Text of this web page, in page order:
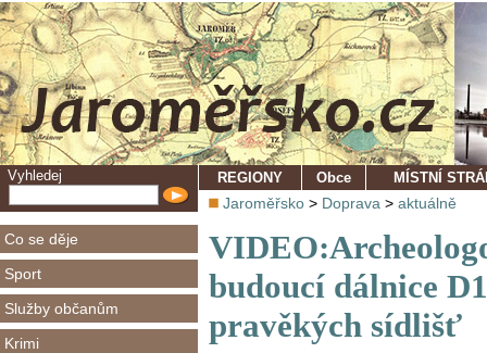
Vyhledej
Co se děje
Sport
Služby občanům
Krimi
REGIONY Obce MÍSTNÍ
Jaroměřsko > Doprava > aktuálně
budoucí dálnice
pravěkých sídlišť